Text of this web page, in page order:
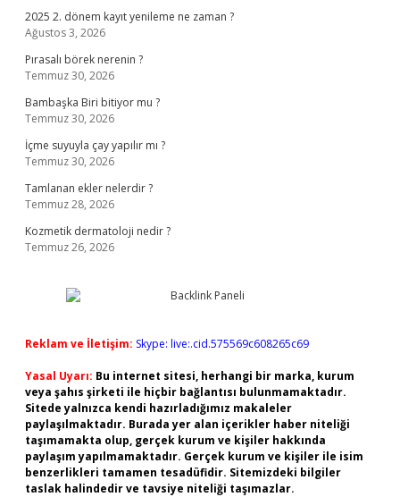
2025 2. dönem kayıt yenileme ne zaman ?
Ağustos 3, 2026
Pırasalı börek nerenin ?
Temmuz 30, 2026
Bambaşka Biri bitiyor mu ?
Temmuz 30, 2026
İçme suyuyla çay yapılır mı ?
Temmuz 30, 2026
Tamlanan ekler nelerdir ?
Temmuz 28, 2026
Kozmetik dermatoloji nedir ?
Temmuz 26, 2026
Reklam ve İletişim: Skype: live:.cid.575569c608265c69
Yasal Uyarı: Bu internet sitesi, herhangi bir marka, kurum
veya şahıs şirketi ile hiçbir bağlantısı bulunmamaktadır.
Sitede yalnızca kendi hazırladığımız makaleler
paylaşılmaktadır. Burada yer alan içerikler haber niteliği
taşımamakta olup, gerçek kurum ve kişiler hakkında
paylaşım yapılmamaktadır. Gerçek kurum ve kişiler ile isim
benzerlikleri tamamen tesadüfidir. Sitemizdeki bilgiler
taslak halindedir ve tavsiye niteliği taşımazlar.